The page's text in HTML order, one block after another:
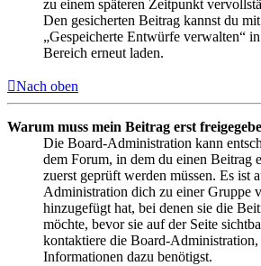
zu einem späteren Zeitpunkt
Den gesicherten Beitrag kannst du
„Gespeicherte Entwürfe verwalten“
Bereich erneut laden.
Nach oben
Warum muss mein Beitrag erst
Die Board-Administration kann
dem Forum, in dem du einen Beitrag
zuerst geprüft werden müssen. Es ist
Administration dich zu einer Gruppe
hinzugefügt hat, bei denen sie die
möchte, bevor sie auf der Seite
kontaktiere die Board-
Informationen dazu benötigst.